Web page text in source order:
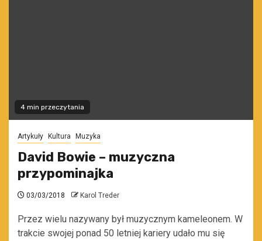
4 min przeczytania
Artykuły Kultura Muzyka
David Bowie – muzyczna
przypominajka
03/03/2018 Karol Treder
Przez wielu nazywany był muzycznym kameleonem. W
trakcie swojej ponad 50 letniej kariery udało mu się